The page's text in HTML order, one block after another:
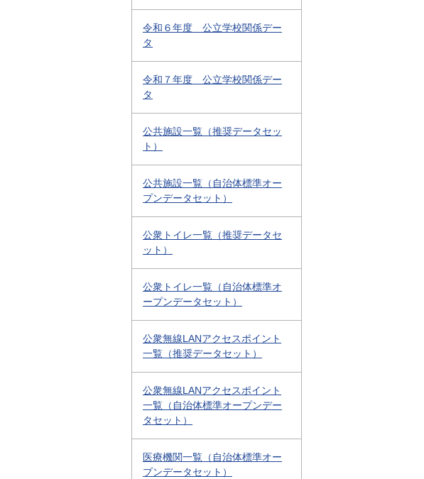
令和６年度 公立学校関係デー
タ
令和７年度 公立学校関係デー
タ
公共施設一覧（推奨データセッ
ト）
公共施設一覧（自治体標準オー
プンデータセット）
公衆トイレ一覧（推奨データセ
ット）
公衆トイレ一覧（自治体標準オ
ープンデータセット）
公衆無線LANアクセスポイント
一覧（推奨データセット）
公衆無線LANアクセスポイント
一覧（自治体標準オープンデー
タセット）
医療機関一覧（自治体標準オー
プンデータセット）